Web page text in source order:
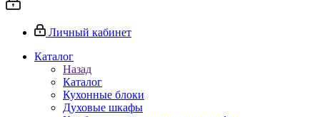
Личный кабинет
Каталог
Назад
Каталог
Кухонные блоки
Духовые шкафы